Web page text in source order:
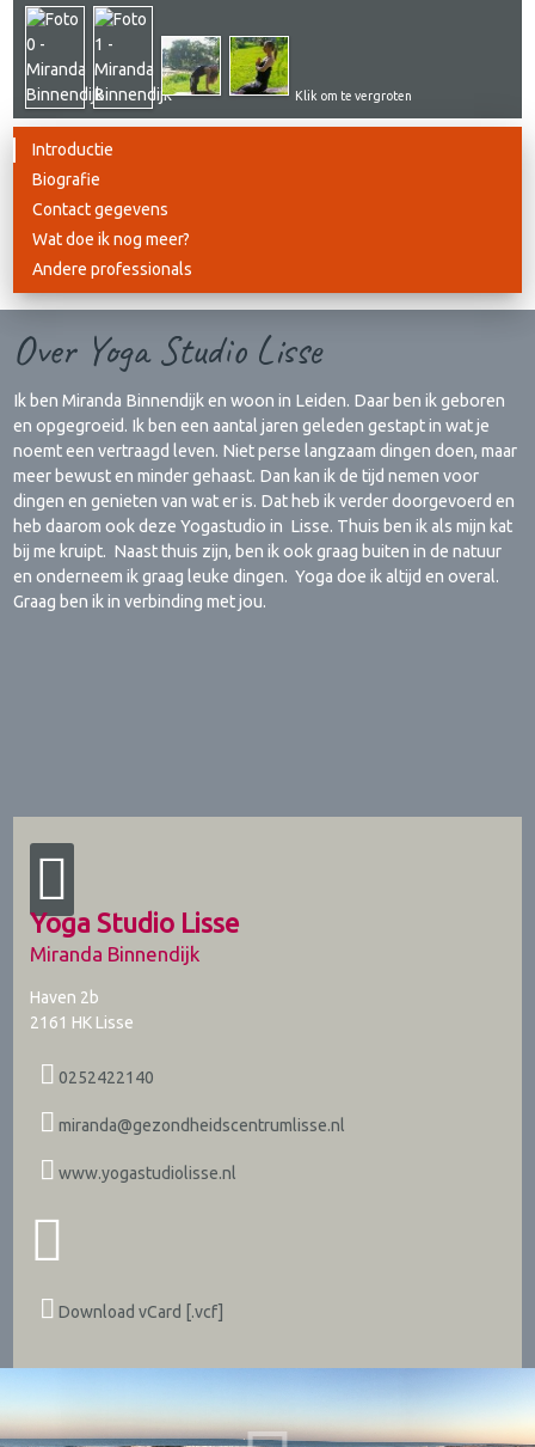
Klik om te vergroten
Introductie
Biografie
Contact gegevens
Wat doe ik nog meer?
Andere professionals
Over Yoga Studio Lisse
Ik ben Miranda Binnendijk en woon in Leiden. Daar ben ik geboren
en opgegroeid. Ik ben een aantal jaren geleden gestapt in wat je
noemt een vertraagd leven. Niet perse langzaam dingen doen, maar
meer bewust en minder gehaast. Dan kan ik de tijd nemen voor
dingen en genieten van wat er is. Dat heb ik verder doorgevoerd en
heb daarom ook deze Yogastudio in Lisse. Thuis ben ik als mijn kat
bij me kruipt. Naast thuis zijn, ben ik ook graag buiten in de natuur
en onderneem ik graag leuke dingen. Yoga doe ik altijd en overal.
Graag ben ik in verbinding met jou.
Yoga Studio Lisse
Miranda Binnendijk
Haven 2b
2161 HK Lisse
0252422140
miranda@gezondheidscentrumlisse.nl
www.yogastudiolisse.nl
Download vCard [.vcf]